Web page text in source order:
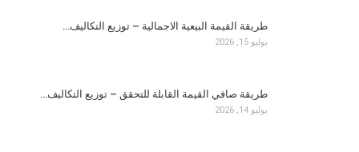
طريقة القيمة البيعية الاجمالية – توزيع التكاليف…
يوليو 15, 2026
طريقة صافي القيمة القابلة للتحقق – توزيع التكاليف…
يوليو 14, 2026